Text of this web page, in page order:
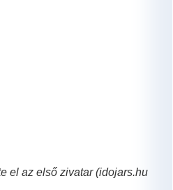
el az első zivatar (idojars.hu